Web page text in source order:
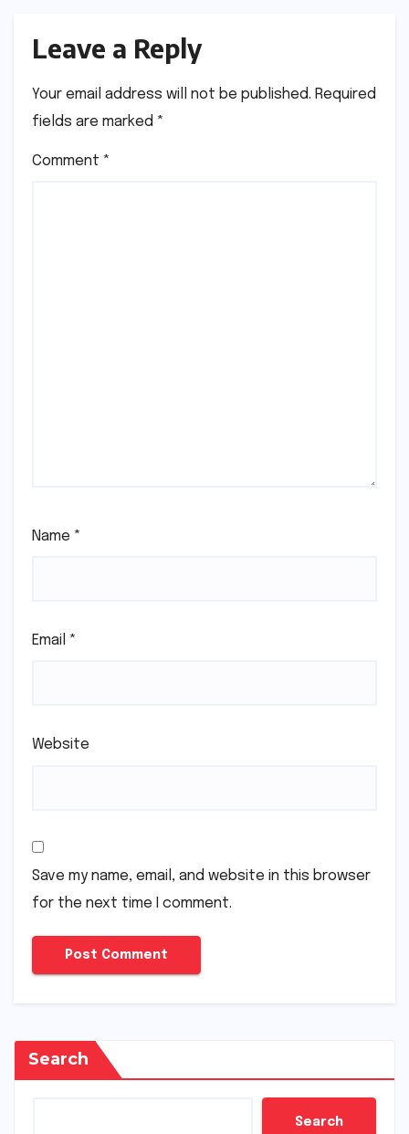
Leave a Reply
Your email address will not be published. Required
fields are marked *
Comment *
Name *
Email *
Website
Save my name, email, and website in this browser
for the next time I comment.
Search
Search